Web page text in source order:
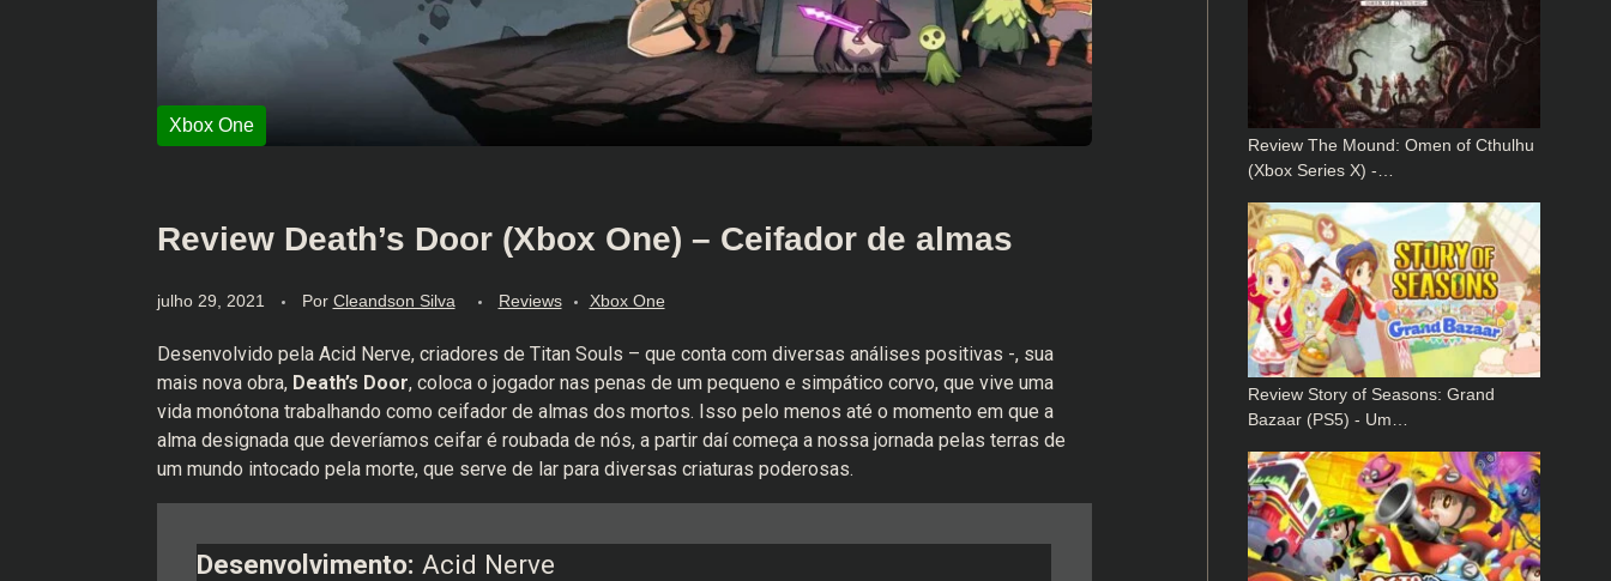
Review Death’s Door (Xbox One) – Ceifador de almas
julho 29, 2021 Por Cleandson Silva Reviews Xbox One
Desenvolvido pela Acid Nerve, criadores de Titan Souls – que conta com diversas análises positivas -, sua
mais nova obra, Death’s Door, coloca o jogador nas penas de um pequeno e simpático corvo, que vive uma
vida monótona trabalhando como ceifador de almas dos mortos. Isso pelo menos até o momento em que a
alma designada que deveríamos ceifar é roubada de nós, a partir daí começa a nossa jornada pelas terras de
um mundo intocado pela morte, que serve de lar para diversas criaturas poderosas.
Desenvolvimento: Acid Nerve
Review The Mound: Omen of Cthulhu
(Xbox Series X) -…
Review Story of Seasons: Grand
Bazaar (PS5) - Um…